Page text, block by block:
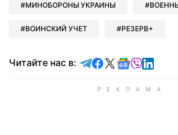
МИНОБОРОНЫ УКРАИНЫ
ВОИНСКИЙ УЧЕТ РЕЗЕРВ+
Читайте нас в: Читайте в Telegram
Читайте в
Читайте в X
Читайте в